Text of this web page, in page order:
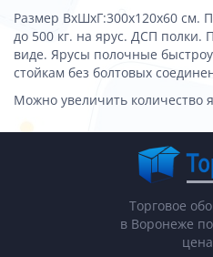
Размер ВхШхГ:300x120x60 см.
до 500 кг. на ярус. ДСП полки.
виде. Ярусы полочные
стойкам без болтовых
Можно увеличить количество
Торговое
в Воронеже